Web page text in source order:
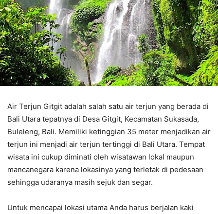
Air Terjun Gitgit adalah salah satu air terjun yang berada di
Bali Utara tepatnya di Desa Gitgit, Kecamatan Sukasada,
Buleleng, Bali. Memiliki ketinggian 35 meter menjadikan air
terjun ini menjadi air terjun tertinggi di Bali Utara. Tempat
wisata ini cukup diminati oleh wisatawan lokal maupun
mancanegara karena lokasinya yang terletak di pedesaan
sehingga udaranya masih sejuk dan segar.
Untuk mencapai lokasi utama Anda harus berjalan kaki